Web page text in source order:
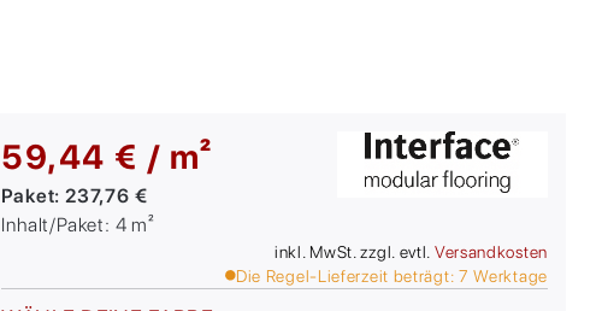
59,44 € / m²
Paket: 237,76 €
Inhalt/Paket: 4 m²
inkl. MwSt. zzgl. evtl. Versandkosten
Die Regel-Lieferzeit beträgt: 7 Werktage